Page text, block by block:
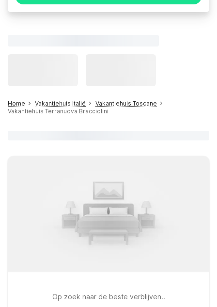
Home Vakantiehuis Italië
Vakantiehuis Toscane
Vakantiehuis Terranuova Bracciolini
Op zoek naar de beste verblijven..